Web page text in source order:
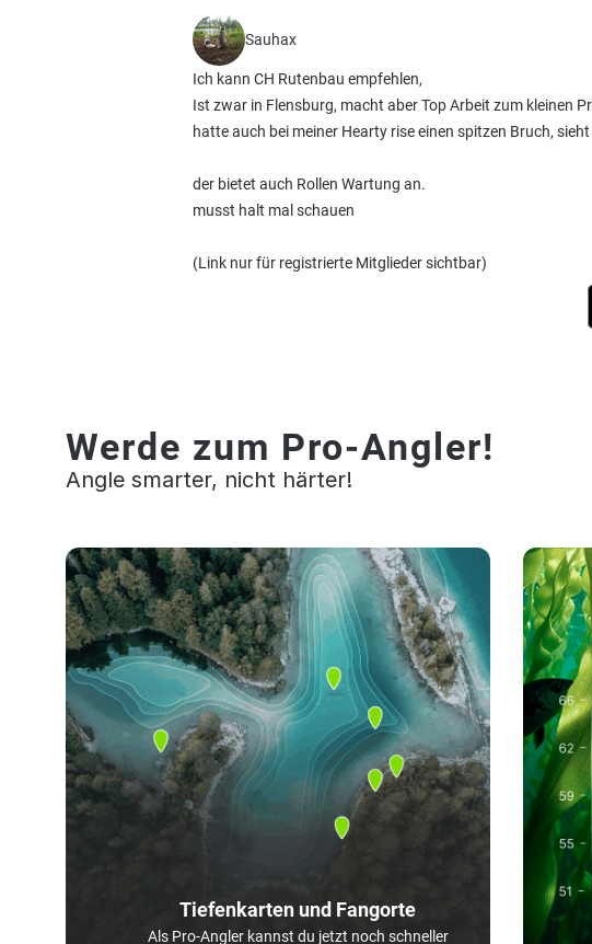
Sauhax
Ich kann CH Rutenbau empfehlen,
Ist zwar in Flensburg, macht aber Top Arbeit zum kleinen
hatte auch bei meiner Hearty rise einen spitzen Bruch,
der bietet auch Rollen Wartung an.
musst halt mal schauen
(Link nur für registrierte Mitglieder sichtbar)
Werde zum Pro-Angler!
Angle smarter, nicht härter!
Tiefenkarten und Fangorte
Als Pro-Angler kannst du jetzt noch schneller